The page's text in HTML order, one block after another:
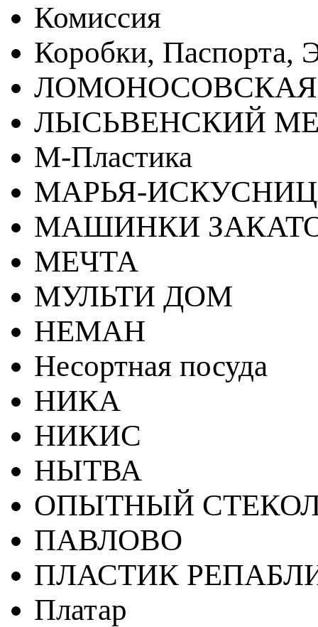
Комиссия
Коробки, Паспорта,
ЛЫСЬВЕНСКИЙ
М-Пластика
МАРЬЯ-
МАШИНКИ
МЕЧТА
МУЛЬТИ ДОМ
НЕМАН
Несортная посуда
НИКА
НИКИС
НЫТВА
ОПЫТНЫЙ
ПАВЛОВО
ПЛАСТИК
Платар